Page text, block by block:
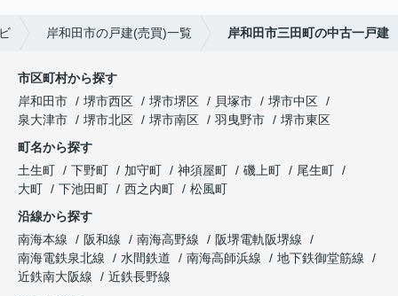
岸和田市の戸建(売買)一覧 岸和田市三田町の中古一戸建
市区町村から探す
岸和田市
堺市西区 堺市堺区 貝塚市
堺市中区
泉大津市
堺市北区 堺市南区 羽曳野市
堺市東区
町名から探す
土生町
下野町 加守町 神須屋町 磯上町
尾生町
大町
下池田町 西之内町
松風町
沿線から探す
南海本線
阪和線 南海高野線
阪堺電軌阪堺線
南海電鉄泉北線
水間鉄道 南海高師浜線
地下鉄御堂筋線
近鉄南大阪線
近鉄長野線